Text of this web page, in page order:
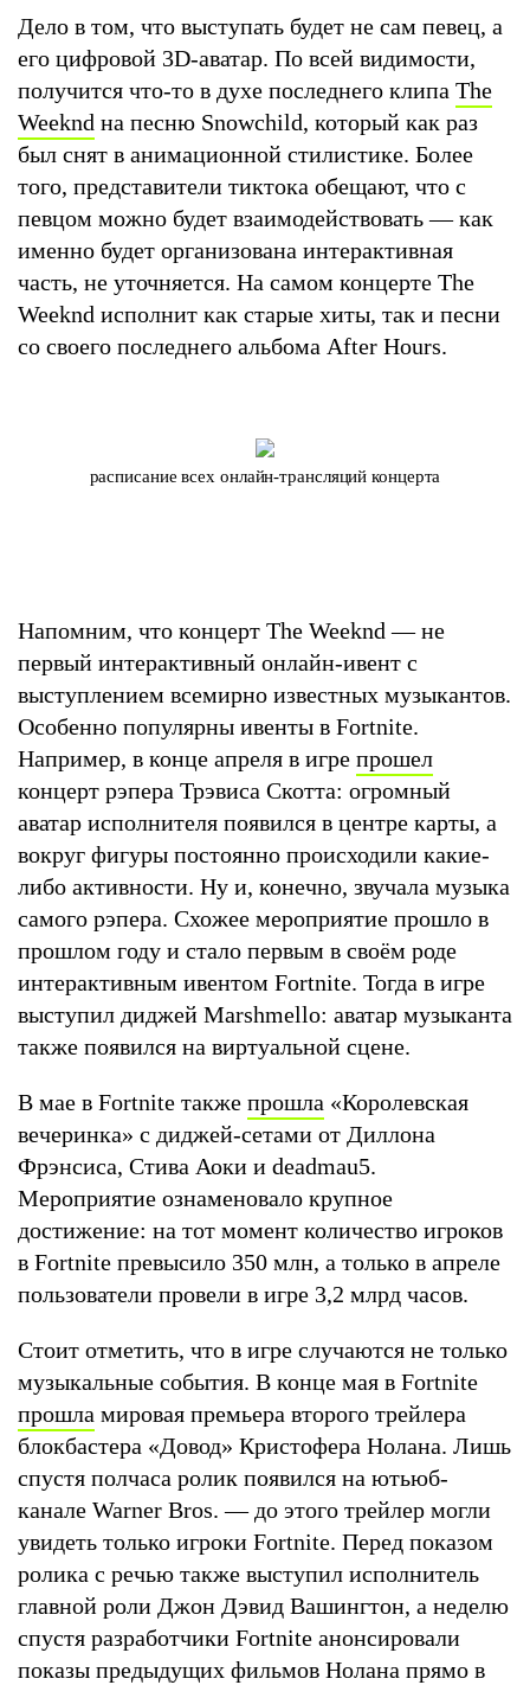
Дело в том, что выступать будет не сам певец, а
его цифровой 3D-аватар. По всей видимости,
получится что-то в духе последнего клипа The
Weeknd на песню Snowchild, который как раз
был снят в анимационной стилистике. Более
того, представители тиктока обещают, что с
певцом можно будет взаимодействовать — как
именно будет организована интерактивная
часть, не уточняется. На самом концерте The
Weeknd исполнит как старые хиты, так и песни
со своего последнего альбома After Hours.
расписание всех онлайн-трансляций концерта
Напомним, что концерт The Weeknd — не
первый интерактивный онлайн-ивент с
выступлением всемирно известных музыкантов.
Особенно популярны ивенты в Fortnite.
Например, в конце апреля в игре прошел
концерт рэпера Трэвиса Скотта: огромный
аватар исполнителя появился в центре карты, а
вокруг фигуры постоянно происходили какие-
либо активности. Ну и, конечно, звучала музыка
самого рэпера. Схожее мероприятие прошло в
прошлом году и стало первым в своём роде
интерактивным ивентом Fortnite. Тогда в игре
выступил диджей Marshmello: аватар музыканта
также появился на виртуальной сцене.
В мае в Fortnite также прошла «Королевская
вечеринка» с диджей-сетами от Диллона
Фрэнсиса, Стива Аоки и deadmau5.
Мероприятие ознаменовало крупное
достижение: на тот момент количество игроков
в Fortnite превысило 350 млн, а только в апреле
пользователи провели в игре 3,2 млрд часов.
Стоит отметить, что в игре случаются не только
музыкальные события. В конце мая в Fortnite
прошла мировая премьера второго трейлера
блокбастера «Довод» Кристофера Нолана. Лишь
спустя полчаса ролик появился на ютьюб-
канале Warner Bros. — до этого трейлер могли
увидеть только игроки Fortnite. Перед показом
ролика с речью также выступил исполнитель
главной роли Джон Дэвид Вашингтон, а неделю
спустя разработчики Fortnite анонсировали
показы предыдущих фильмов Нолана прямо в